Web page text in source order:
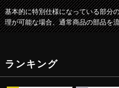
基本的に特別仕様になっている部分
理が可能な場合、通常商品の部品を
ランキング